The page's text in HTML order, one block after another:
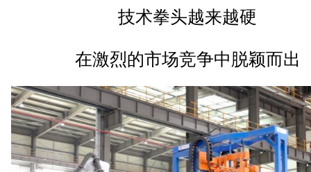
技术拳头越来越硬
在激烈的市场竞争中脱颖而出